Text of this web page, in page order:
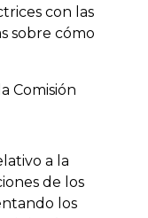
con las
sobre cómo
Comisión
a la
de los
los